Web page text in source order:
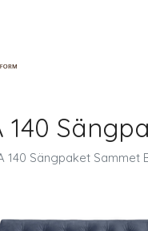
140
140 Sängpaket Sammet